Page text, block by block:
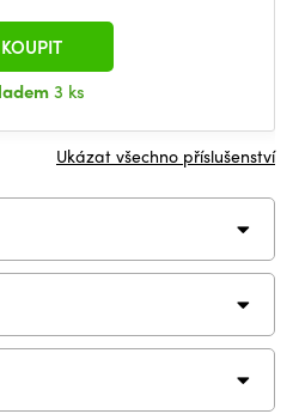
3 ks
KOUPIT
Ukázat všechno příslušenství